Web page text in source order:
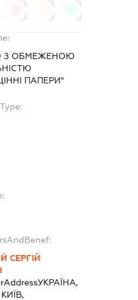
З ОБМЕЖЕНОЮ
ПАПЕРИ"
СЕРГІЙ
УКРАЇНА,